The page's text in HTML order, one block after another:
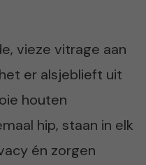
vieze vitrage aan
er alsjeblieft uit
houten
hip, staan in elk
én zorgen